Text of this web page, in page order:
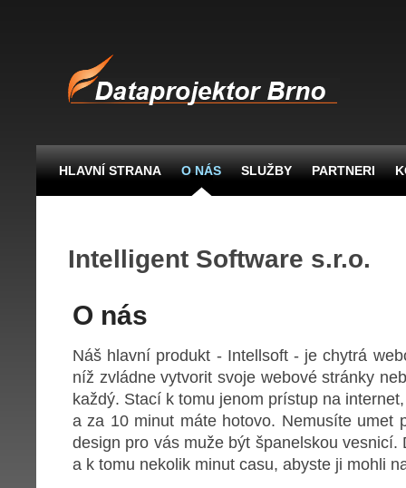
HLAVNÍ STRANA O NÁS SLUŽBY PARTNERI
Intelligent Software s.r.o.
O nás
Náš hlavní produkt - Intellsoft - je chytrá
níž zvládne vytvorit svoje webové stránky
každý. Stací k tomu jenom prístup na
a za 10 minut máte hotovo. Nemusíte umet
design pro vás muže být španelskou vesnicí.
a k tomu nekolik minut casu, abyste ji mohli